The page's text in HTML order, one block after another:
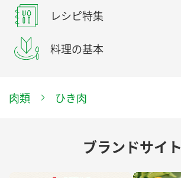
レシピ特集
料理の基本
肉類 ひき肉
ブランドサイト